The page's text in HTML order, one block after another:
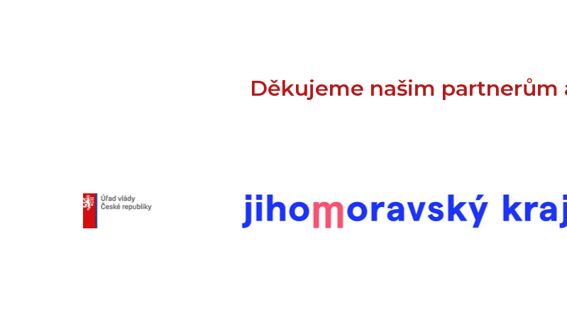
Děkujeme našim partnerům